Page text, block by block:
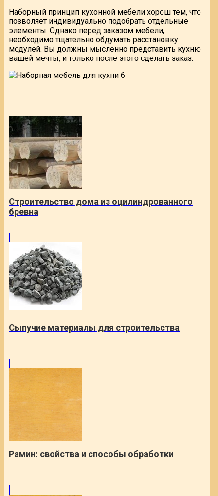
Наборный принцип кухонной мебели хорош тем, что
позволяет индивидуально подобрать отдельные
элементы. Однако перед заказом мебели,
необходимо тщательно обдумать расстановку
модулей. Вы должны мысленно представить кухню
вашей мечты, и только после этого сделать заказ.
Строительство дома из оцилиндрованного
бревна
Сыпучие материалы для строительства
Рамин: свойства и способы обработки